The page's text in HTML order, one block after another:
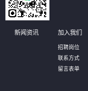
新闻资讯 加入我们
招聘岗位
联系方式
留言表单